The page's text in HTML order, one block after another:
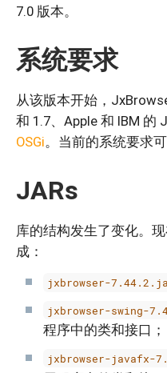
7.0 版本。
系统要求
从该版本开始，
和 1.7、Apple 和 IBM 的
OSGi。当前的系统要求
JARs
库的结构发生了变化。
成：
jxbrowser-
jxbrowser-swing-
程序中的类和接口；
jxbrowser-javafx-